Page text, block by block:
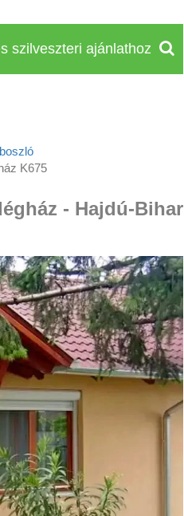
szilveszteri ajánlathoz
K675
- Hajdú-Bihar